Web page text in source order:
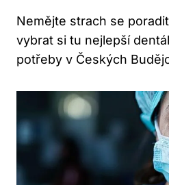
Nemějte strach se
vybrat si tu nejlepší
potřeby v Českých